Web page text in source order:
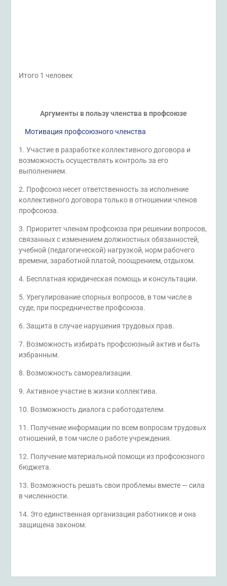
Итого 1 человек
Аргументы в пользу членства в профсоюзе
Мотивация профсоюзного членства
1. Участие в разработке коллективного договора и
возможность осуществлять контроль за его
выполнением.
2. Профсоюз несет ответственность за исполнение
коллективного договора только в отношении членов
профсоюза.
3. Приоритет членам профсоюза при решении вопросов,
связанных с изменением должностных обязанностей,
учебной (педагогической) нагрузкой, норм рабочего
времени, заработной платой, поощрением, отдыхом.
4. Бесплатная юридическая помощь и консультации.
5. Урегулирование спорных вопросов, в том числе в
суде, при посредничестве профсоюза.
6. Защита в случае нарушения трудовых прав.
7. Возможность избирать профсоюзный актив и быть
избранным.
8. Возможность самореализации.
9. Активное участие в жизни коллектива.
10. Возможность диалога с работодателем.
11. Получение информации по всем вопросам трудовых
отношений, в том числе о работе учреждения.
12. Получение материальной помощи из профсоюзного
бюджета.
13. Возможность решать свои проблемы вместе — сила
в численности.
14. Это единственная организация работников и она
защищена законом.